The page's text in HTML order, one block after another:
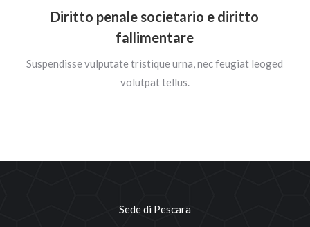
Diritto penale societario e diritto
fallimentare
Suspendisse vulputate tristique urna, nec feugiat leoged
volutpat tellus.
Sede di Pescara